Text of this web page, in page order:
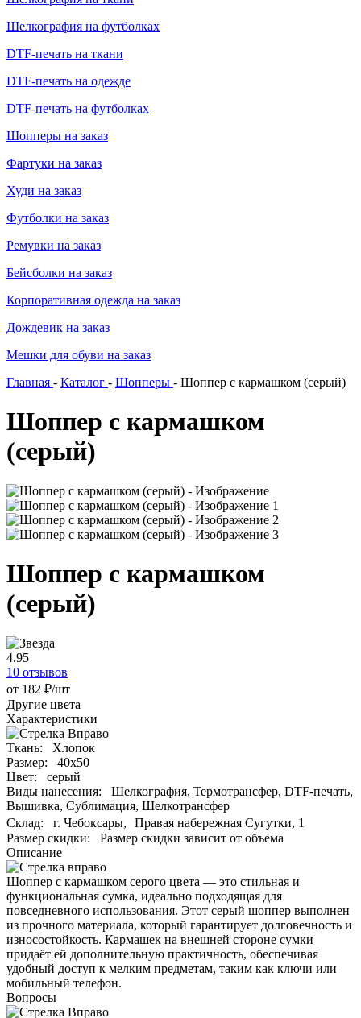
Шелкография на футболках
DTF-печать на ткани
DTF-печать на одежде
DTF-печать на футболках
Шопперы на заказ
Фартуки на заказ
Худи на заказ
Футболки на заказ
Ремувки на заказ
Бейсболки на заказ
Корпоративная одежда на заказ
Дождевик на заказ
Мешки для обуви на заказ
Главная - Каталог - Шопперы - Шоппер с кармашком (серый)
Шоппер с кармашком
(серый)
Шоппер с кармашком
(серый)
4.95
10 отзывов
от 182 ₽/шт
Другие цвета
Характеристики
Ткань:
Хлопок
Размер:
40х50
Цвет:
серый
Виды нанесения:
Шелкография, Термотрансфер, DTF-печать,
Вышивка, Сублимация, Шелкотрансфер
Склад:
г. Чебоксары, Правая набережная Сугутки, 1
Размер скидки:
Размер скидки зависит от объема
Описание
Шоппер с кармашком серого цвета — это стильная и
функциональная сумка, идеально подходящая для
повседневного использования. Этот серый шоппер выполнен
из прочного материала, который гарантирует долговечность и
износостойкость. Кармашек на внешней стороне сумки
придаёт ей дополнительную практичность, обеспечивая
удобный доступ к мелким предметам, таким как ключи или
мобильный телефон.
Вопросы